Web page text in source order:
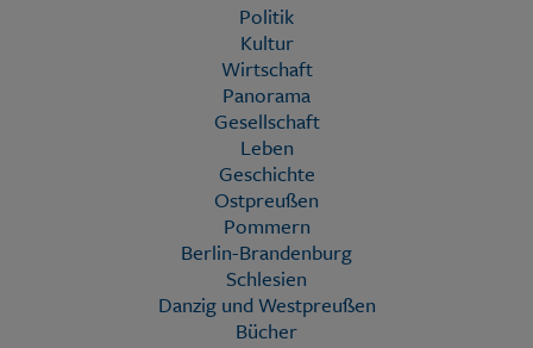
Politik
Kultur
Wirtschaft
Panorama
Gesellschaft
Leben
Geschichte
Ostpreußen
Pommern
Berlin-Brandenburg
Schlesien
Danzig und Westpreußen
Bücher